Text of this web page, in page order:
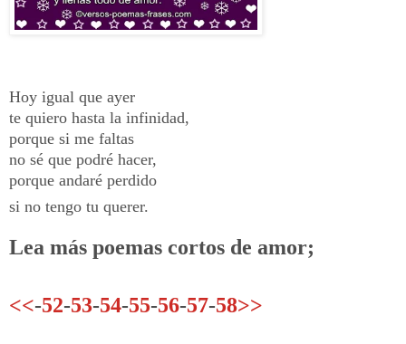
Hoy igual que ayer
te quiero hasta la infinidad,
porque si me faltas
no sé que podré hacer,
porque andaré perdido
si no tengo tu querer.
Lea más poemas cortos de amor;
<<-52-53-54-55-56-57-58>>